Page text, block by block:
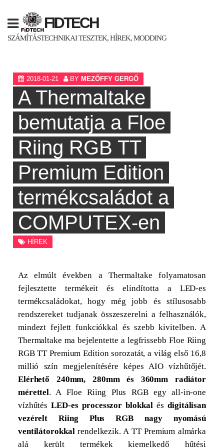
content
FIDTECH
SZÁMÍTÁSTECHNIKAI TESZTEK, HÍREK, MODDING
2018-01-21 BY MEZŐFFY GERGŐ
A Thermaltake
bemutatja a Floe
Riing RGB TT
Premium Edition
termékcsaládot a
COMPUTEX-en
HÍREK
Az elmúlt években a Thermaltake folyamatosan
fejlesztette termékeit és elindította a LED-es
termékcsaládokat, hogy még jobb és stílusosabb
rendszereket tudjanak összeszerelni a felhasználók,
mindezt fejlett funkciókkal és szebb kivitelben. A
Thermaltake ma bejelentette a legfrissebb Floe Riing
RGB TT Premium Edition sorozatát, a világ első 16,8
millió szín megjelenítésére képes AIO vízhűtőjét.
Elérhető 240mm, 280mm és 360mm radiátor
mérettel. A Floe Riing Plus RGB egy all-in-one
vízhűtésLED-es processzor blokkalésdigitálisan
vezérelt Riing Plus RGB nagy nyomású
ventilátorokkalrendelkezik. A TT Premium almárka
alá került termékek kiemelkedő hűtési